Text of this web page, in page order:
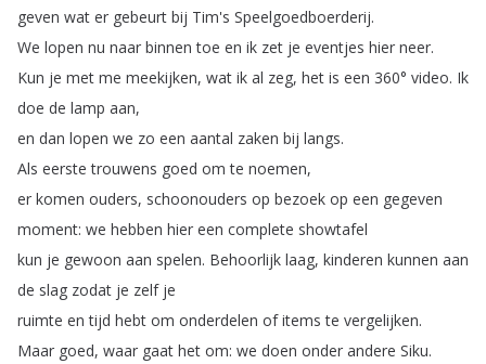
geven wat er gebeurt bij Tim's Speelgoedboerderij.
We lopen nu naar binnen toe en ik zet je eventjes hier neer.
Kun je met me meekijken, wat ik al zeg, het is een 360° video. Ik
doe de lamp aan,
en dan lopen we zo een aantal zaken bij langs.
Als eerste trouwens goed om te noemen,
er komen ouders, schoonouders op bezoek op een gegeven
moment: we hebben hier een complete showtafel
kun je gewoon aan spelen. Behoorlijk laag, kinderen kunnen aan
de slag zodat je zelf je
ruimte en tijd hebt om onderdelen of items te vergelijken.
Maar goed, waar gaat het om: we doen onder andere Siku.